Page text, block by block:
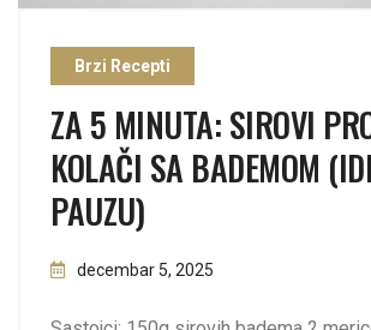
Brzi Recepti
ZA 5 MINUTA: SIROVI
KOLAČI SA BADEMOM
PAUZU)
decembar 5, 2025